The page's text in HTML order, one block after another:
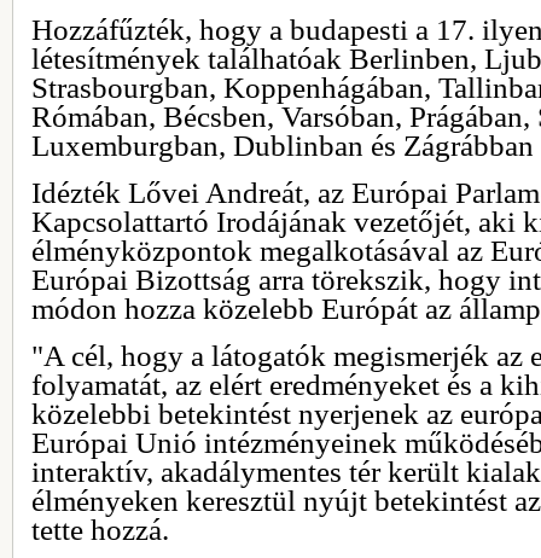
Hozzáfűzték, hogy a budapesti a 17.
létesítmények találhatóak Berlinben,
Strasbourgban, Koppenhágában,
Rómában, Bécsben, Varsóban,
Luxemburgban, Dublinban és Zágrábban
Idézték Lővei Andreát, az Európai
Kapcsolattartó Irodájának vezetőjét, aki
élményközpontok megalkotásával az
Európai Bizottság arra törekszik, hogy
módon hozza közelebb Európát az
"A cél, hogy a látogatók megismerjék az
folyamatát, az elért eredményeket és a
közelebbi betekintést nyerjenek az
Európai Unió intézményeinek
interaktív, akadálymentes tér került
élményeken keresztül nyújt betekintést
tette hozzá.